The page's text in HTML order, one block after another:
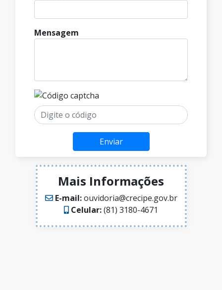
Mensagem
Enviar
Mais Informações
E-mail:ouvidoria@crecipe.gov.br
Celular:(81) 3180-4671